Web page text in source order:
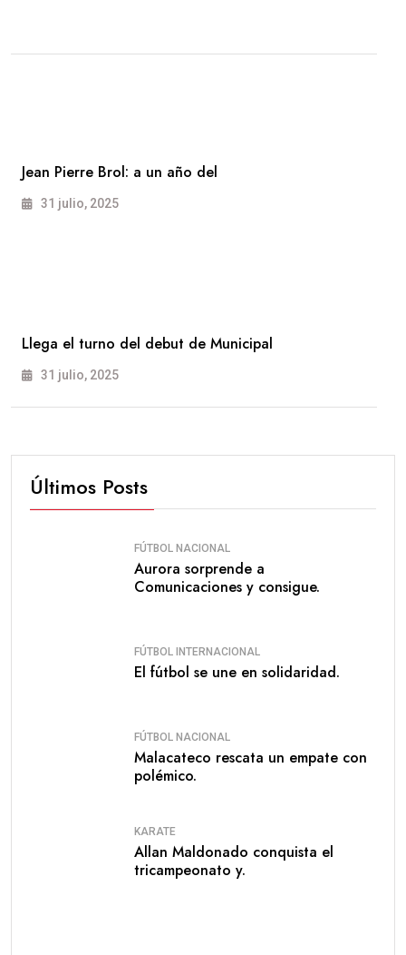
Jean Pierre Brol: a un año del
31 julio, 2025
Llega el turno del debut de Municipal
31 julio, 2025
Últimos Posts
FÚTBOL NACIONAL
Aurora sorprende a
Comunicaciones y consigue.
FÚTBOL INTERNACIONAL
El fútbol se une en solidaridad.
FÚTBOL NACIONAL
Malacateco rescata un empate con
polémico.
KARATE
Allan Maldonado conquista el
tricampeonato y.